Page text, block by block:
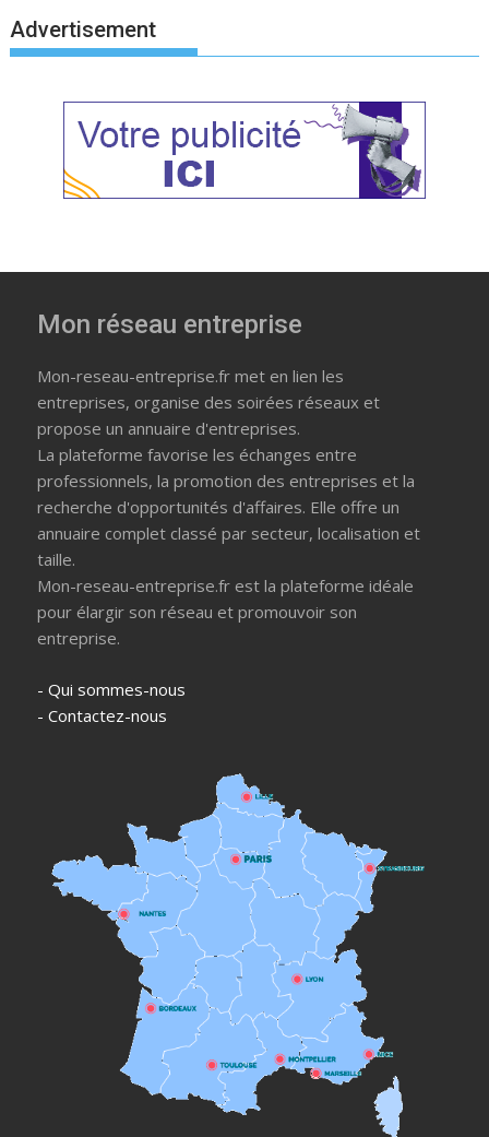
Advertisement
Mon réseau entreprise
Mon-reseau-entreprise.fr met en lien les
entreprises, organise des soirées réseaux et
propose un annuaire d'entreprises.
La plateforme favorise les échanges entre
professionnels, la promotion des entreprises et la
recherche d'opportunités d'affaires. Elle offre un
annuaire complet classé par secteur, localisation et
taille.
Mon-reseau-entreprise.fr est la plateforme idéale
pour élargir son réseau et promouvoir son
entreprise.
- Qui sommes-nous
- Contactez-nous